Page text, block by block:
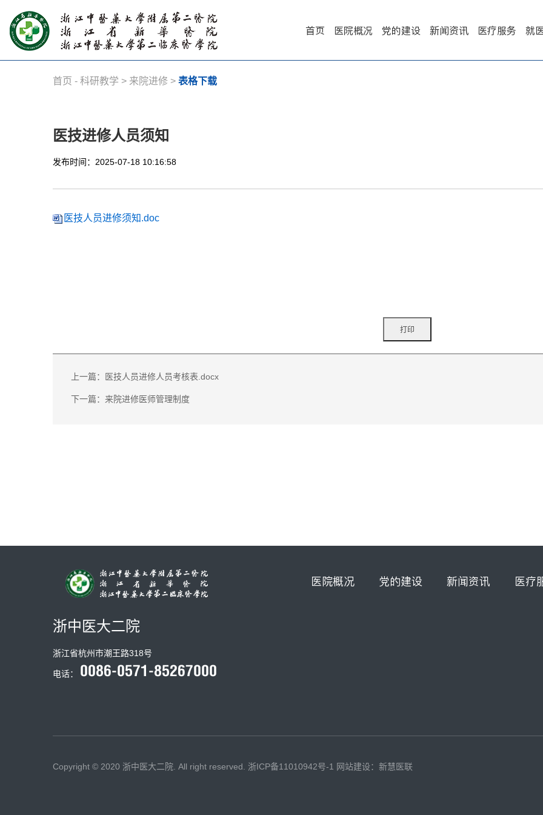
首页 医院概况 党的建设 新闻资讯 医疗服务 就
首页 - 科研教学 > 来院进修 > 表格下载
医技进修人员须知
发布时间：2025-07-18 10:16:58
医技人员进修须知.doc
上一篇：医技人员进修人员考核表.docx
下一篇：来院进修医师管理制度
医院概况 党的建设 新闻资讯 医疗
浙中医大二院
浙江省杭州市潮王路318号
电话：
Copyright © 2020 浙中医大二院. All right reserved. 浙ICP备11010942号-1 网站建设：新慧医联